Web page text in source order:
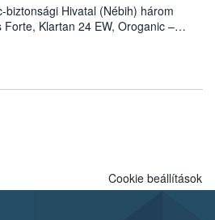
biztonsági Hivatal (Nébih) három
Klartan 24 EW, Oroganic –
így azok a szüretet követően,
(BBCH 91) stádiumáig
lehetőség a károsító elleni további
és ökológiai termesztésben is
Cookie beállítások